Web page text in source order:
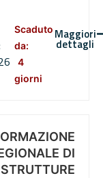
Scaduto
da:
4
giorni
Maggiori
dettagli
DI